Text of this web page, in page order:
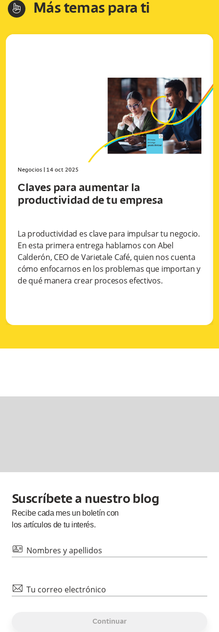
hand-index Más temas para ti
Negocios 14 oct 2025
Claves para aumentar la
productividad de tu empresa
La productividad es clave para impulsar tu negocio.
En esta primera entrega hablamos con Abel
Calderón, CEO de Varietale Café, quien nos cuenta
cómo enfocarnos en los problemas que importan y
de qué manera crear procesos efectivos.
Suscríbete a nuestro blog
Recibe cada mesun boletín con
los artículos de tu interés.
id Nombres y apellidos
mail Tu correo electrónico
Continuar